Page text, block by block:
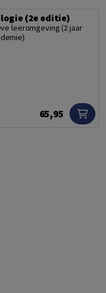
(2e editie)
leeromgeving (2 jaar
65,95